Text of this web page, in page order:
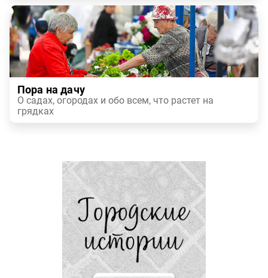
Пора на дачу
О садах, огородах и обо всем, что растет на
грядках